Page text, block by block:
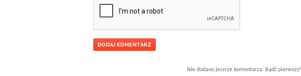
Nie dodano jeszcze komentarza. Bądź pierwszy!